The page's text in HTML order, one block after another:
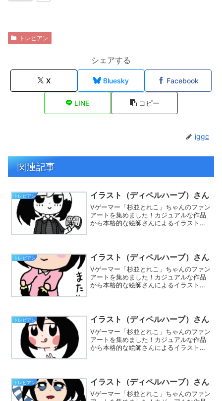
トレビアン
シェアする
X Bluesky Facebook
LINE コピー
iggc
関連記事
トレビアン イラスト（ディペルハーブ）さん
Vゲーマー「杉並とれこ」ちゃんのファン
アートを集めました！カジュアルな作品
から本格的な絵師さんによるイラストま
トレビアン イラスト（ディペルハーブ）さん
Vゲーマー「杉並とれこ」ちゃんのファン
アートを集めました！カジュアルな作品
から本格的な絵師さんによるイラストま
トレビアン イラスト（ディペルハーブ）さん
Vゲーマー「杉並とれこ」ちゃんのファン
アートを集めました！カジュアルな作品
から本格的な絵師さんによるイラストま
トレビアン イラスト（ディペルハーブ）さん
Vゲーマー「杉並とれこ」ちゃんのファン